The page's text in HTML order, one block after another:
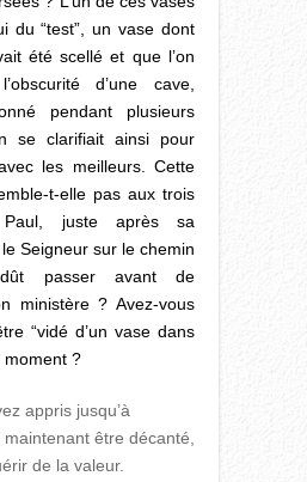
du “test”, un vase dont
été scellé et que l’on
d’une cave,
pendant plusieurs
se clarifiait ainsi pour
les meilleurs. Cette
t-elle pas aux trois
juste après sa
Seigneur sur le chemin
passer avant de
ministère ? Avez-vous
“vidé d’un vase dans
moment ?
appris jusqu’à
maintenant être décanté,
de la valeur.